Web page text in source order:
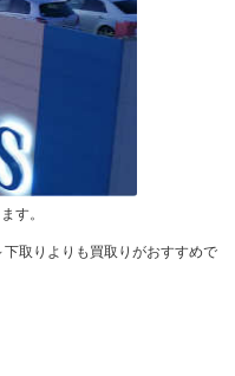
す。
取りよりも買取りがおすすめで